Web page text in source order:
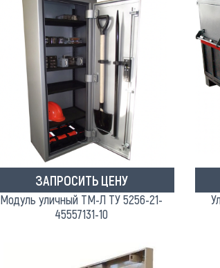
ЗАПРОСИТЬ ЦЕНУ
Модуль уличный ТМ-Л ТУ 5256-21-
45557131-10